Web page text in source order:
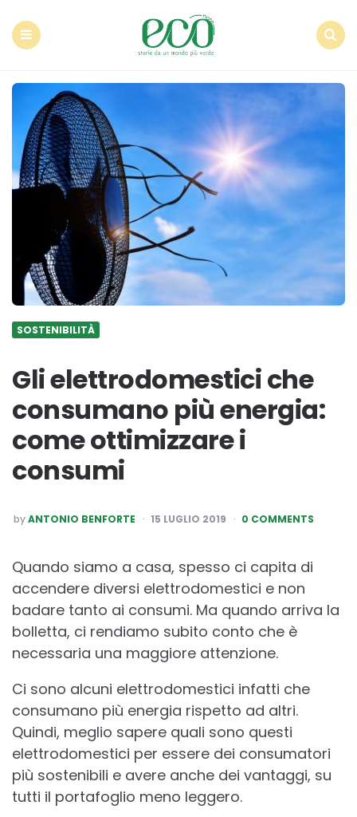
SOSTENIBILITÀ
Gli elettrodomestici che
consumano più energia:
come ottimizzare i
consumi
POSTED
BY
byANTONIO BENFORTE 15 LUGLIO 2019 0 COMMENTS
Quando siamo a casa, spesso ci capita di
accendere diversi elettrodomestici e non
badare tanto ai consumi. Ma quando arriva la
bolletta, ci rendiamo subito conto che è
necessaria una maggiore attenzione.
Ci sono alcuni elettrodomestici infatti che
consumano più energia rispetto ad altri.
Quindi, meglio sapere quali sono questi
elettrodomestici per essere dei consumatori
più sostenibili e avere anche dei vantaggi, su
tutti il portafoglio meno leggero.